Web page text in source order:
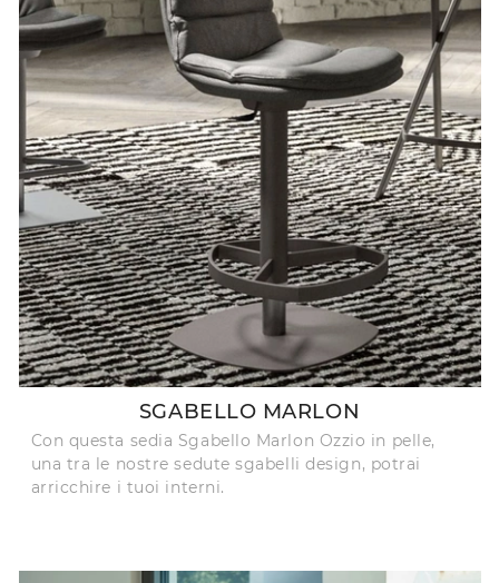
SGABELLO MARLON
Con questa sedia Sgabello Marlon Ozzio in pelle,
una tra le nostre sedute sgabelli design, potrai
arricchire i tuoi interni.